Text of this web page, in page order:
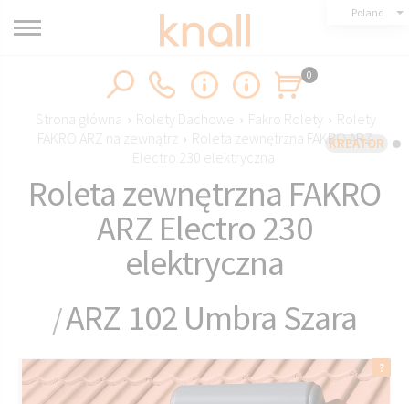
KREATOR
Poland
0
Strona główna › Rolety Dachowe › Fakro Rolety › Rolety
FAKRO ARZ na zewnątrz › Roleta zewnętrzna FAKRO ARZ
Electro 230 elektryczna
Roleta zewnętrzna FAKRO
ARZ Electro 230
elektryczna
/ARZ 102 Umbra Szara